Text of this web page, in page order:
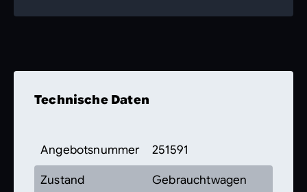
Technische Daten
Angebotsnummer 251591
Zustand Gebrauchtwagen